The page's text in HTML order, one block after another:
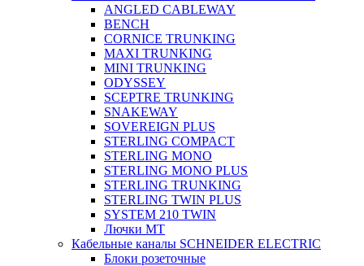
ANGLED CABLEWAY
BENCH
CORNICE TRUNKING
MAXI TRUNKING
MINI TRUNKING
ODYSSEY
SCEPTRE TRUNKING
SNAKEWAY
SOVEREIGN PLUS
STERLING COMPACT
STERLING MONO
STERLING MONO PLUS
STERLING TRUNKING
STERLING TWIN PLUS
SYSTEM 210 TWIN
Лючки MT
Кабельные каналы SCHNEIDER ELECTRIC
Блоки розеточные